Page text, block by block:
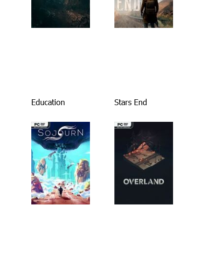
Education Stars End